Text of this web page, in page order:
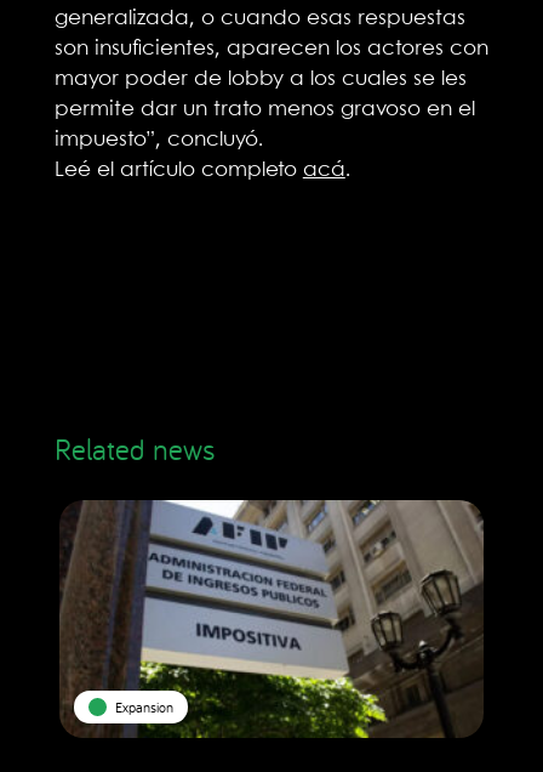
generalizada, o cuando esas respuestas
son insuficientes, aparecen los actores con
mayor poder de lobby a los cuales se les
permite dar un trato menos gravoso en el
impuesto”, concluyó.
Leé el artículo completo acá.
Related news
Expansion